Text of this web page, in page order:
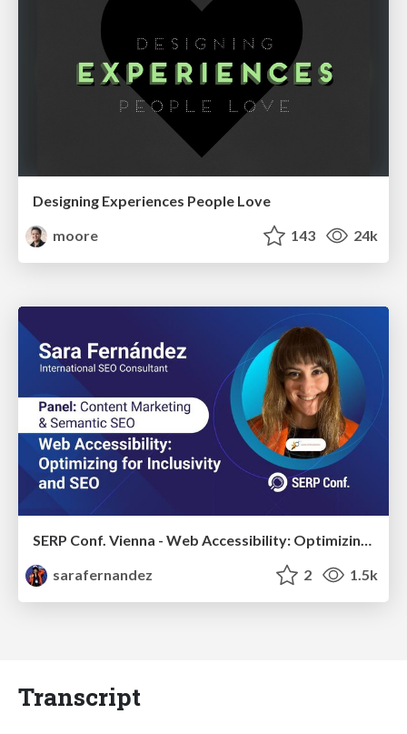
Designing Experiences People Love
moore
143 24k
sarafernandez
2 1.5k
Transcript